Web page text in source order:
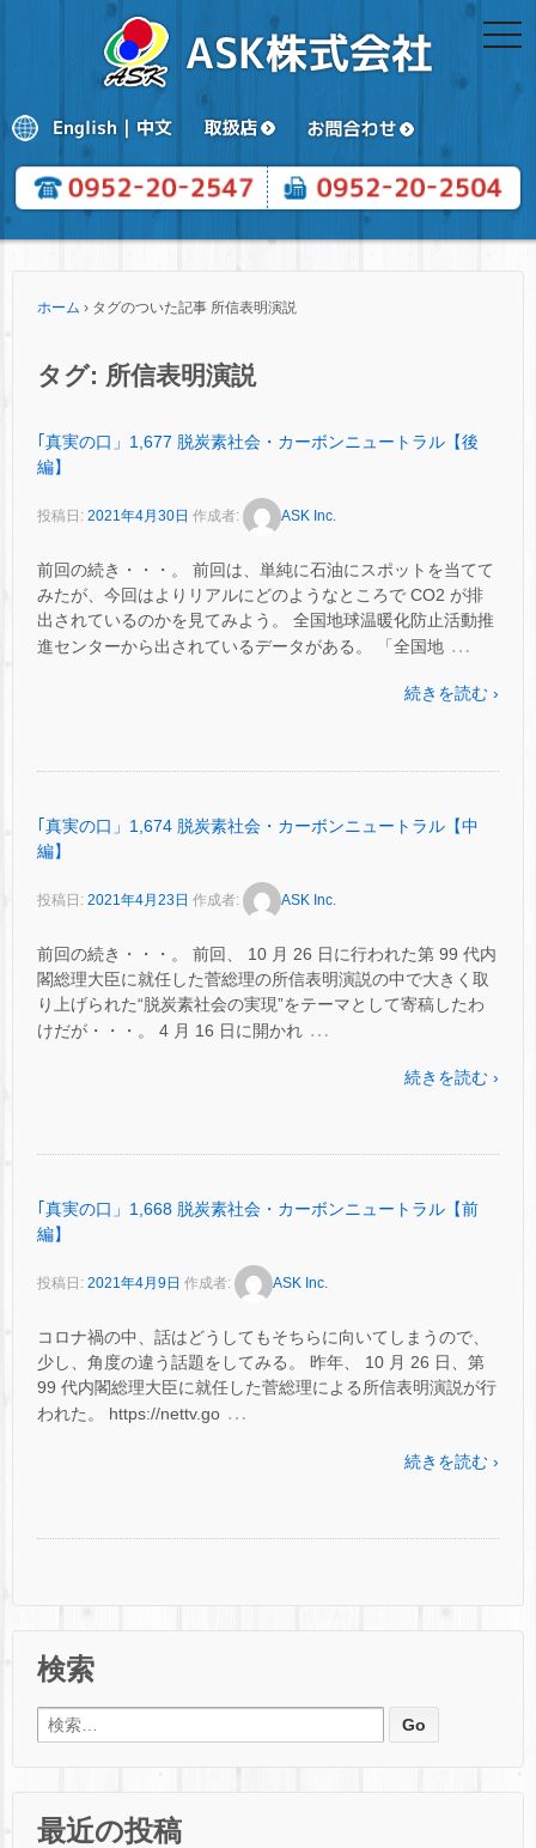
ホーム › タグのついた記事 所信表明演説
タグ: 所信表明演説
｢真実の口」1,677 脱炭素社会・カーボンニュートラル【後
編】
投稿日: 2021年4月30日 作成者: ASK Inc.
前回の続き・・・。 前回は、単純に石油にスポットを当てて
みたが、今回はよりリアルにどのようなところで CO2 が排
出されているのかを見てみよう。 全国地球温暖化防止活動推
進センターから出されているデータがある。 「全国地 …
続きを読む ›
｢真実の口」1,674 脱炭素社会・カーボンニュートラル【中
編】
投稿日: 2021年4月23日 作成者: ASK Inc.
前回の続き・・・。 前回、 10 月 26 日に行われた第 99 代内
閣総理大臣に就任した菅総理の所信表明演説の中で大きく取
り上げられた“脱炭素社会の実現”をテーマとして寄稿したわ
けだが・・・。 4 月 16 日に開かれ …
続きを読む ›
｢真実の口」1,668 脱炭素社会・カーボンニュートラル【前
編】
投稿日: 2021年4月9日 作成者: ASK Inc.
コロナ禍の中、話はどうしてもそちらに向いてしまうので、
少し、角度の違う話題をしてみる。 昨年、 10 月 26 日、第
99 代内閣総理大臣に就任した菅総理による所信表明演説が行
われた。 https://nettv.go …
続きを読む ›
検索
検索:
最近の投稿